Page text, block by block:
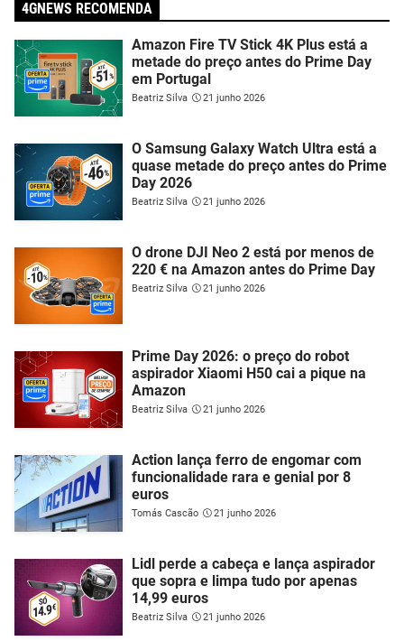
4GNEWS RECOMENDA
Amazon Fire TV Stick 4K Plus está a
metade do preço antes do Prime Day
em Portugal
Beatriz Silva 21 junho 2026
O Samsung Galaxy Watch Ultra está a
quase metade do preço antes do Prime
Day 2026
Beatriz Silva 21 junho 2026
O drone DJI Neo 2 está por menos de
220 € na Amazon antes do Prime Day
Beatriz Silva 21 junho 2026
Prime Day 2026: o preço do robot
aspirador Xiaomi H50 cai a pique na
Amazon
Beatriz Silva 21 junho 2026
Action lança ferro de engomar com
funcionalidade rara e genial por 8
euros
Tomás Cascão 21 junho 2026
Lidl perde a cabeça e lança aspirador
que sopra e limpa tudo por apenas
14,99 euros
Beatriz Silva 21 junho 2026